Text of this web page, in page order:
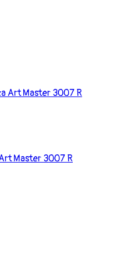
Master 3007 R